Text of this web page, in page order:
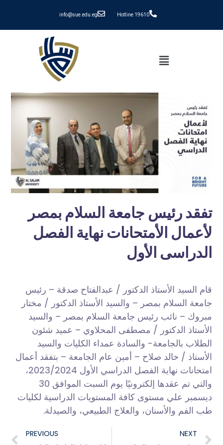
info@sue.edu.eg Hotline 19610
تفقد رئيس جامعة السلام بمصر
لأعمال الأمتحانات نهاية الفصل
الدراسى الأول
قام السيد الأستاذ الدكتور / عبدالفتاح صدقة – رئيس
جامعة السلام بمصر – والسيد الأستاذ الدكتور / مختار
مبروك – نائب رئيس جامعة السلام بمصر – والسيد
الأستاذ الدكتور / مصطفى المحلاوي – عميد شئون
الطلاب بالجامعة- والسادة عمداء الكليات والسيد
الأستاذ / خالد صلاح – أمين عام الجامعة – بتفقد أعمال
امتحانات نهاية الفصل الدراسي الأول 2023/2024،
والتي تم عقدها إلكترونيًا يوم السبت الموافق 30
ديسمبر علي مستوى كافة المستويات الدراسية لكليات
طب الفم والأسنان، والعلاج الطبيعي، والصيدلة.
PREVIOUS NEXT